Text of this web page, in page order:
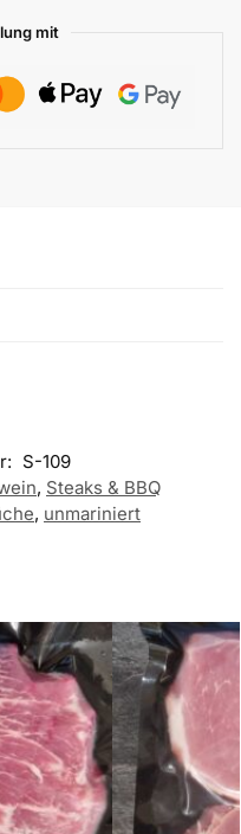
mit
S-109
, Steaks & BBQ
, unmariniert